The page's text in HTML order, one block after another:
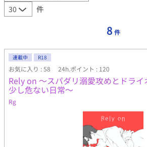
件
8 件
連載中 R18
お気に入り : 58 24h.ポイント : 120
Rely on 〜スパダリ溺愛攻めとドライ
少し危ない日常〜
Rg